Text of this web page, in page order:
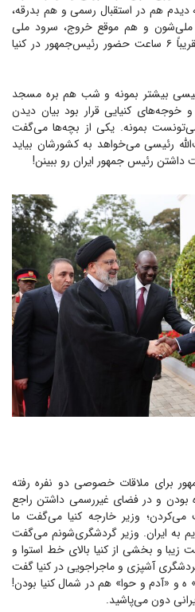
دیدم هم در استقبال رسمی و هم بدرقه،
ملی‌شون و هم موقع خروج، سرود ملی
جمهوری اسلامی رو می‌خوندن! تقریباً ۶ ساعت حضور رئیس‌جمهور در کنیا
بیشتر بمونه و شب هم بره مسجد
خوجه‌های کنیایی قرار بود بیان دیدن
بمونه. یکی از بچه‌ها می‌گفت
رئیسی می‌خواهد به کشورشان بیاید
رئیس جمهور ایران رو ببینن!
برای ملاقات خصوصی دو نفره رفته
بودن و در فضای غیررسمی داشتن راجع
وزیر خارجه کنیا می‌گفت ما
به ایران. وزیر گردشگری‌شونم می‌گفت
و بخشی از کنیا بالای خط استوا و
آشپزی و ماجراجویی در کنیا گفت
ه و «آدم و حوا» هم در شمال کنیا بودن!
دون می‌پاشید.